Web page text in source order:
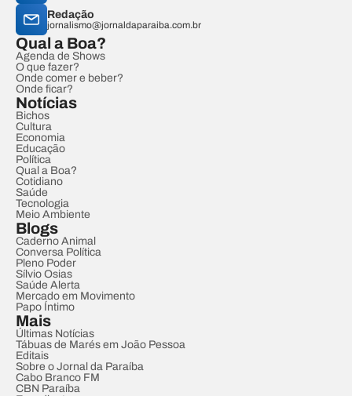
Redação
jornalismo@jornaldaparaiba.com.br
Qual a Boa?
Agenda de Shows
O que fazer?
Onde comer e beber?
Onde ficar?
Notícias
Bichos
Cultura
Economia
Educação
Política
Qual a Boa?
Cotidiano
Saúde
Tecnologia
Meio Ambiente
Blogs
Caderno Animal
Conversa Política
Pleno Poder
Sílvio Osias
Saúde Alerta
Mercado em Movimento
Papo Íntimo
Mais
Últimas Notícias
Tábuas de Marés em João Pessoa
Editais
Sobre o Jornal da Paraíba
Cabo Branco FM
CBN Paraíba